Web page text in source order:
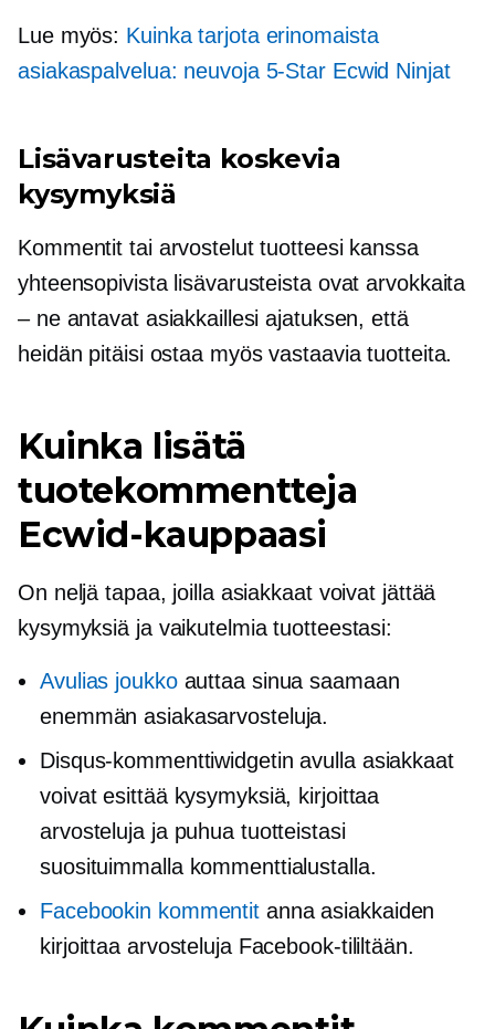
Lue myös: Kuinka tarjota erinomaista
asiakaspalvelua: neuvoja 5-StarEcwid Ninjat
Lisävarusteita koskevia
kysymyksiä
Kommentit tai arvostelut tuotteesi kanssa
yhteensopivista lisävarusteista ovat arvokkaita
– ne antavat asiakkaillesi ajatuksen, että
heidän pitäisi ostaa myös vastaavia tuotteita.
Kuinka lisätä
tuotekommentteja
Ecwid-kauppaasi
On neljä tapaa, joilla asiakkaat voivat jättää
kysymyksiä ja vaikutelmia tuotteestasi:
Avulias joukkoauttaa sinua saamaan
enemmän asiakasarvosteluja.
Disqus-kommenttiwidgetin avulla asiakkaat
voivat esittää kysymyksiä, kirjoittaa
arvosteluja ja puhua tuotteistasi
suosituimmalla kommenttialustalla.
Facebookin kommentit anna asiakkaiden
kirjoittaa arvosteluja Facebook-tililtään.